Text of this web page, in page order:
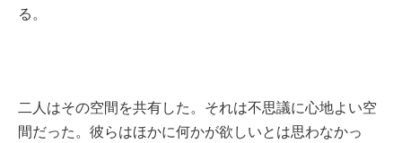
る。
二人はその空間を共有した。それは不思議に心地よい空
間だった。彼らはほかに何かが欲しいとは思わなかっ